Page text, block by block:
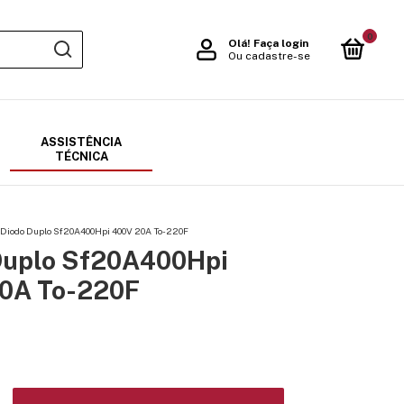
Olá! Faça login
Ou cadastre-se
0
ASSISTÊNCIA
TÉCNICA
Diodo Duplo Sf20A400Hpi 400V 20A To-220F
Sf20A400Hpi
To-220F